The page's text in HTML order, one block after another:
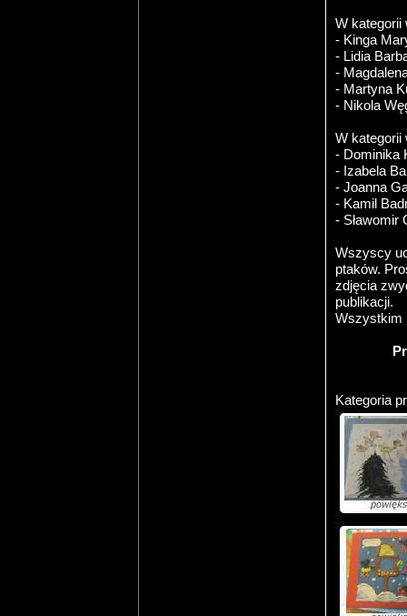
W kategorii
- Kinga
- Lidia
-
- Martyna
- Nikola
W kategorii
- Dominika
- Izabela
- Joanna
- Kamil
- Sławomir
Wszyscy
ptaków.
zdjęcia
publikacji.
Wszystkim
Kategoria